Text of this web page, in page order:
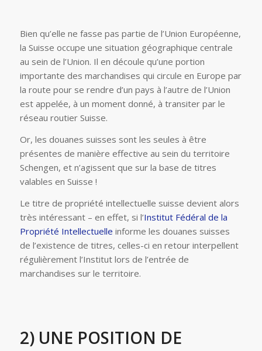
Bien qu’elle ne fasse pas partie de l’Union Européenne,
la Suisse occupe une situation géographique centrale
au sein de l’Union. Il en découle qu’une portion
importante des marchandises qui circule en Europe par
la route pour se rendre d’un pays à l’autre de l’Union
est appelée, à un moment donné, à transiter par le
réseau routier Suisse.
Or, les douanes suisses sont les seules à être
présentes de manière effective au sein du territoire
Schengen, et n’agissent que sur la base de titres
valables en Suisse !
Le titre de propriété intellectuelle suisse devient alors
très intéressant – en effet, si l’Institut Fédéral de la
Propriété Intellectuelle informe les douanes suisses
de l’existence de titres, celles-ci en retour interpellent
régulièrement l’Institut lors de l’entrée de
marchandises sur le territoire.
2) UNE POSITION DE